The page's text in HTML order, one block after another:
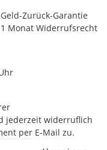
Geld-Zurück-Garantie
1 Monat Widerrufsrecht
jederzeit widerruflich
per E-Mail zu.